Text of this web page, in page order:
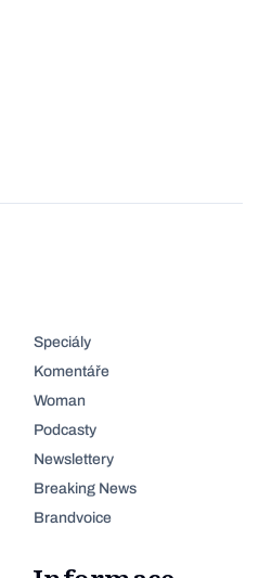
Speciály
Komentáře
Woman
Podcasty
Newslettery
Breaking News
Brandvoice